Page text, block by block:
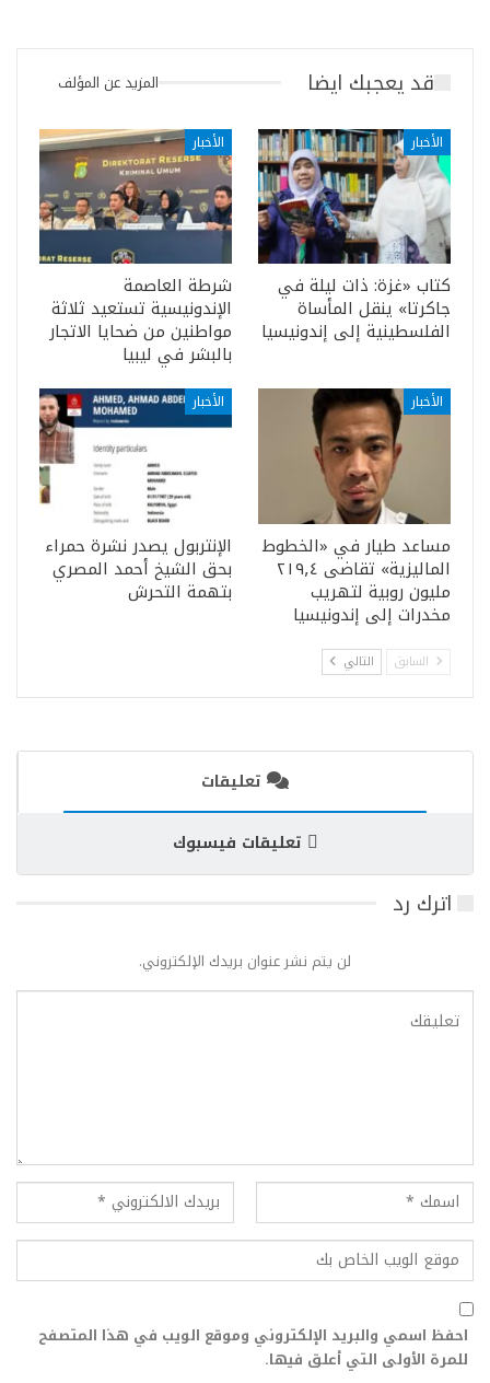
قد يعجبك ايضا المزيد عن المؤلف
الأخبار
كتاب «غزة: ذات ليلة في
جاكرتا» ينقل المأساة
الفلسطينية إلى إندونيسيا
الأخبار
شرطة العاصمة
الإندونيسية تستعيد ثلاثة
مواطنين من ضحايا الاتجار
بالبشر في ليبيا
الأخبار
مساعد طيار في «الخطوط
الماليزية» تقاضى ٢١٩٫٤
مليون روبية لتهريب
مخدرات إلى إندونيسيا
الأخبار
الإنتربول يصدر نشرة حمراء
بحق الشيخ أحمد المصري
بتهمة التحرش
السابق التالي
تعليقات
تعليقات فيسبوك
اترك رد
لن يتم نشر عنوان بريدك الإلكتروني.
احفظ اسمي والبريد الإلكتروني وموقع الويب في هذا المتصفح
للمرة الأولى التي أعلق فيها.